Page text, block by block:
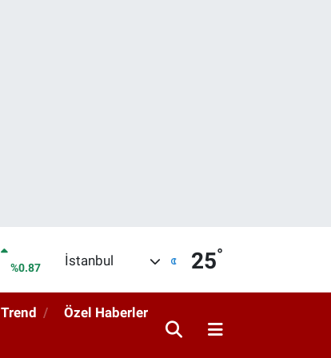
%0.18
İstanbul 25°
Trend Özel Haberler